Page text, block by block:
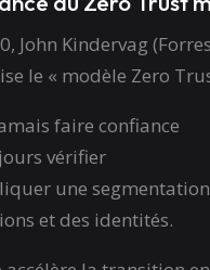
John Kindervag
le « modèle Zero
faire confiance
vérifier
une
et des identités.